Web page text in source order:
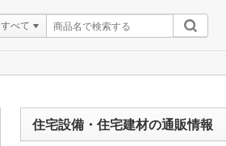
すべて
住宅設備・住宅建材の通販情報